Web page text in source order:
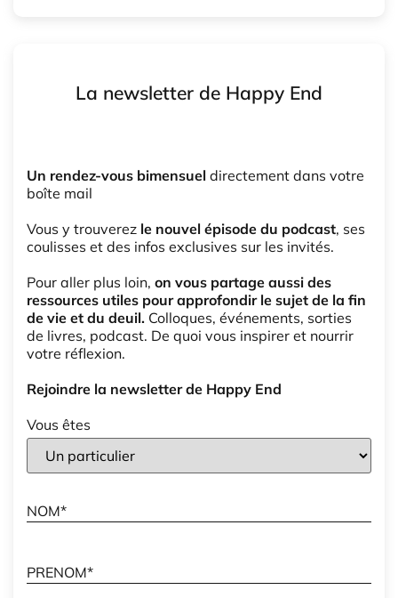
La newsletter de Happy End
Un rendez-vous bimensuel directement dans votre
boîte mail
Vous y trouverez le nouvel épisode du podcast, ses
coulisses et des infos exclusives sur les invités.
Pour aller plus loin, on vous partage aussi des
ressources utiles pour approfondir le sujet de la fin
de vie et du deuil. Colloques, événements, sorties
de livres, podcast. De quoi vous inspirer et nourrir
votre réflexion.
Rejoindre la newsletter de Happy End
Vous êtes